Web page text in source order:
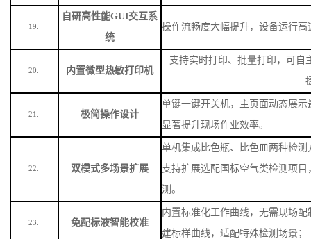
19.
自研高性能GUI交互系
统
操作流畅度大幅提升，设备运行
20. 内置微型热敏打印机
支持实时打印、批量打印，可自
21. 极简操作设计
单键一键开关机，主页面动态展
显著提升现场作业效率。
22. 双模式多场景扩展
单机集成比色瓶、比色皿两种检
支持扩展选配国标空气类检测项
测。
23. 免配标液智能校准
内置标准化工作曲线，无需现场
建标样曲线，适配特殊检测场景 ；